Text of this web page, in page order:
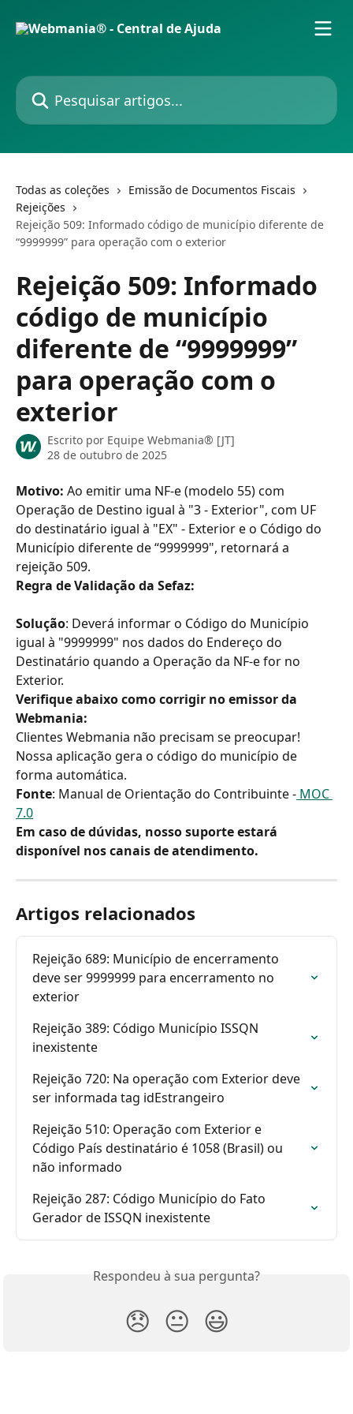
Pesquisar artigos...
Todas as coleções
Emissão de Documentos Fiscais
Rejeições
Rejeição 509: Informado código de município diferente de
“9999999” para operação com o exterior
Rejeição 509: Informado
código de município
diferente de “9999999”
para operação com o
exterior
Escrito por Equipe Webmania® [JT]
28 de outubro de 2025
Motivo: Ao emitir uma NF-e (modelo 55) com
Operação de Destino igual à "3 - Exterior", com UF
do destinatário igual à "EX" - Exterior e o Código do
Município diferente de “9999999", retornará a
rejeição 509.
Regra de Validação da Sefaz:
Solução: Deverá informar o Código do Município
igual à "9999999" nos dados do Endereço do
Destinatário quando a Operação da NF-e for no
Exterior.
Verifique abaixo como corrigir no emissor da
Webmania:
Clientes Webmania não precisam se preocupar!
Nossa aplicação gera o código do município de
forma automática.
Fonte: Manual de Orientação do Contribuinte - MOC
7.0
Em caso de dúvidas, nosso suporte estará
disponível nos canais de atendimento.
Artigos relacionados
Rejeição 689: Município de encerramento
deve ser 9999999 para encerramento no
exterior
Rejeição 389: Código Município ISSQN
inexistente
Rejeição 720: Na operação com Exterior deve
ser informada tag idEstrangeiro
Rejeição 510: Operação com Exterior e
Código País destinatário é 1058 (Brasil) ou
não informado
Rejeição 287: Código Município do Fato
Gerador de ISSQN inexistente
Respondeu à sua pergunta?
😞 😐 😃